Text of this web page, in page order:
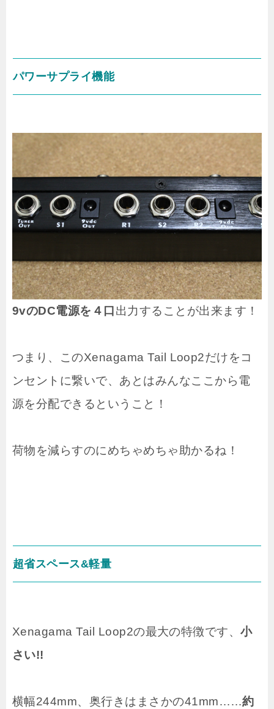
パワーサプライ機能
9vのDC電源を４口 出力することが出来ます！
つまり、このXenagama Tail Loop2だけをコ
ンセントに繋いで、あとはみんなここから電
源を分配できるということ！
荷物を減らすのにめちゃめちゃ助かるね！
超省スペース&軽量
Xenagama Tail Loop2の最大の特徴です、小
さい!!
横幅244mm、奥行きはまさかの41mm……約